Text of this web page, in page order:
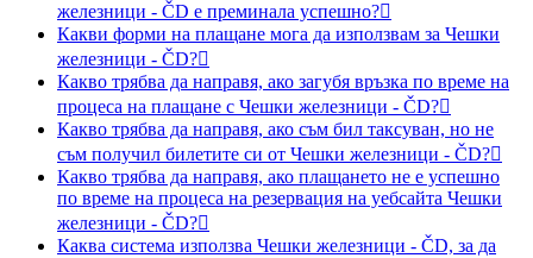
железници - ČD е преминала успешно?
Какви форми на плащане мога да използвам за Чешки
железници - ČD?
Какво трябва да направя, ако загубя връзка по време на
процеса на плащане с Чешки железници - ČD?
Какво трябва да направя, ако съм бил таксуван, но не
съм получил билетите си от Чешки железници - ČD?
Какво трябва да направя, ако плащането не е успешно
по време на процеса на резервация на уебсайта Чешки
железници - ČD?
Каква система използва Чешки железници - ČD, за да